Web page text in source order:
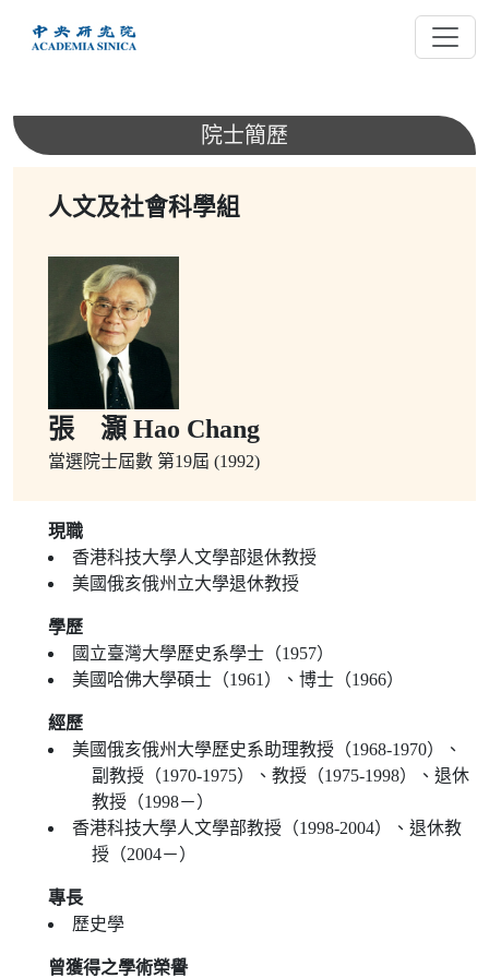
內
院士簡歷
人文及社會科學組
張 灝 Hao Chang
當選院士屆數 第19屆 (1992)
現職
香港科技大學人文學部退休教授
美國俄亥俄州立大學退休教授
學歷
國立臺灣大學歷史系學士（1957）
美國哈佛大學碩士（1961）、博士（1966）
經歷
美國俄亥俄州大學歷史系助理教授（1968-1970）、
副教授（1970-1975）、教授（1975-1998）、退休
教授（1998－）
香港科技大學人文學部教授（1998-2004）、退休教
授（2004－）
專長
歷史學
曾獲得之學術榮譽